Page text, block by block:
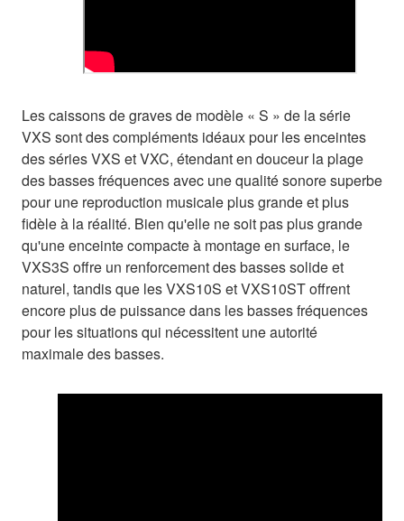
Les caissons de graves de modèle « S » de la série
VXS sont des compléments idéaux pour les enceintes
des séries VXS et VXC, étendant en douceur la plage
des basses fréquences avec une qualité sonore superbe
pour une reproduction musicale plus grande et plus
fidèle à la réalité. Bien qu'elle ne soit pas plus grande
qu'une enceinte compacte à montage en surface, le
VXS3S offre un renforcement des basses solide et
naturel, tandis que les VXS10S et VXS10ST offrent
encore plus de puissance dans les basses fréquences
pour les situations qui nécessitent une autorité
maximale des basses.